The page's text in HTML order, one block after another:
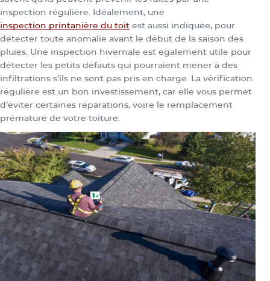
inspection régulière. Idéalement, une
inspection printanière du toit est aussi indiquée, pour
détecter toute anomalie avant le début de la saison des
pluies. Une inspection hivernale est également utile pour
détecter les petits défauts qui pourraient mener à des
infiltrations s’ils ne sont pas pris en charge. La vérification
régulière est un bon investissement, car elle vous permet
d’éviter certaines réparations, voire le remplacement
prématuré de votre toiture.